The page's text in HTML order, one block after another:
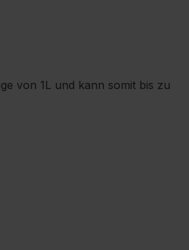
von 1L und kann somit bis zu